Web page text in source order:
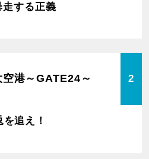
する正義
空港～GATE24～ 2
追え！